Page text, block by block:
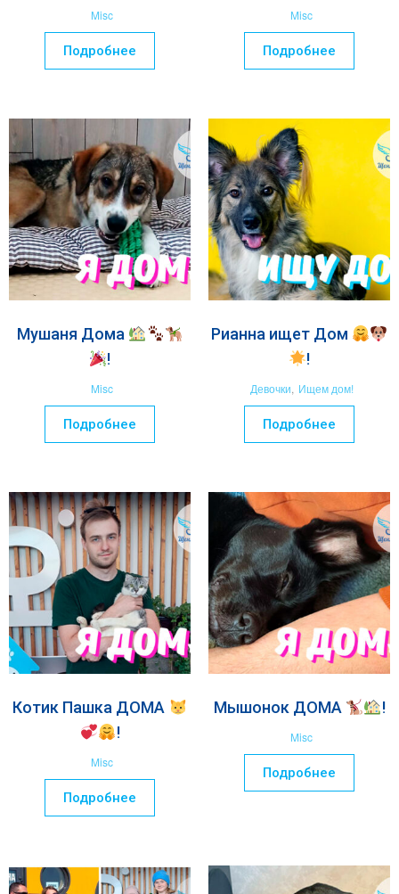
Misc
Подробнее
Misc
Подробнее
Мушаня Дома
!
Misc
Подробнее
Рианна ищет Дом
!
Девочки, Ищем дом!
Подробнее
Котик Пашка ДОМА
!
Misc
Подробнее
Мышонок ДОМА !
Misc
Подробнее